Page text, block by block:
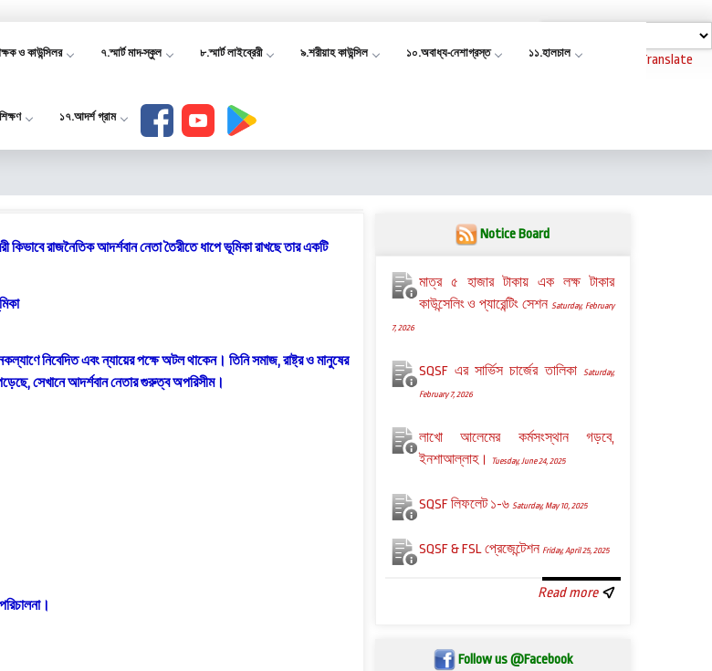
Powered by Translate
ও কাউন্সিলর ৭.স্মার্ট মাদ-স্কুল ৮.স্মার্ট লাইব্রেরী ৯.শরীয়াহ কাউন্সিল ১০.অবাধ্য-নেশাগ্রস্ত ১১.হালচাল
১৭.আদর্শ গ্রাম
কিভাবে রাজনৈতিক আদর্শবান নেতা তৈরীতে ধাপে ভূমিকা রাখছে তার একটি
নিবেদিত এবং ন্যায়ের পক্ষে অটল থাকেন। তিনি সমাজ, রাষ্ট্র ও মানুষের
সেখানে আদর্শবান নেতার গুরুত্ব অপরিসীম।
Notice Board
মাত্র ৫ হাজার টাকায় এক লক্ষ টাকার
কাউন্সেলিং ও প্যারেন্টিং সেশনSaturday, February
7, 2026
SQSF এর সার্ভিস চার্জের তালিকা Saturday,
February 7, 2026
লাখো আলেমের কর্মসংস্থান গড়বে,
ইনশাআল্লাহ।
Tuesday, June 24, 2025
SQSF লিফলেট ১-৬ Saturday, May 10, 2025
SQSF & FSL প্রেজেন্টেশন Friday, April 25, 2025
Read more
Follow us @Facebook